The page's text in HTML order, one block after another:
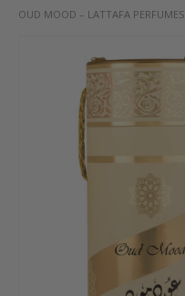
OUD MOOD – LATTAFA PERFUMES